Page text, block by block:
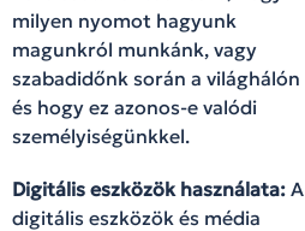
milyen nyomot hagyunk
magunkról munkánk, vagy
szabadidőnk során a világhálón
és hogy ez azonos-e valódi
személyiségünkkel.
Digitális eszközök használata: A
digitális eszközök és média